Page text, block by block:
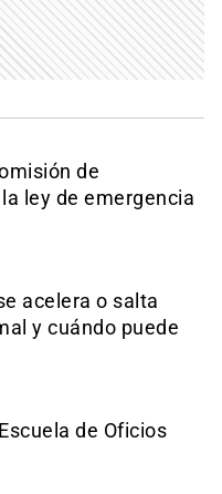
de
ley de emergencia
acelera o salta
y cuándo puede
de Oficios